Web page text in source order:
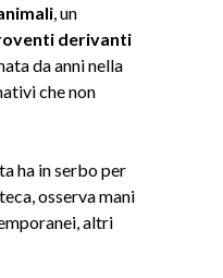
, un
derivanti
da anni nella
che non
ha in serbo per
osserva mani
altri